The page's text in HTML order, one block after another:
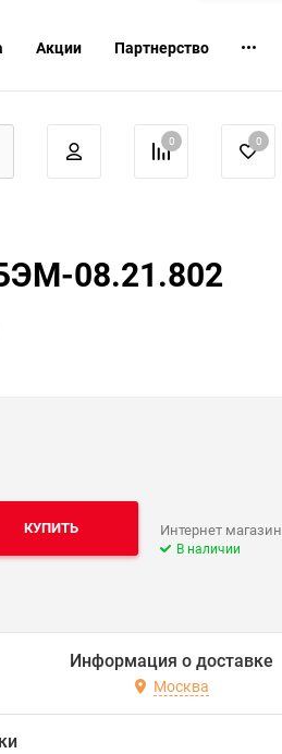
Акции Партнерство
0 0
08.21.802
КУПИТЬ Интернет магазин
В наличии
Информация о доставке
Москва